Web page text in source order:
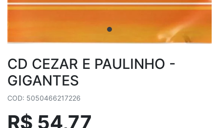
CD CEZAR E PAULINHO -
GIGANTES
COD: 5050466217226
R$ 54,77